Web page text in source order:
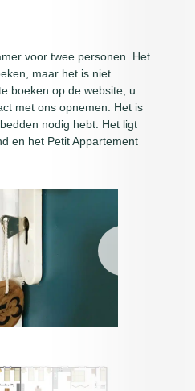
voor twee personen. Het
maar het is niet
boeken op de website, u
met ons opnemen. Het is
nodig hebt. Het ligt
en het Petit Appartement